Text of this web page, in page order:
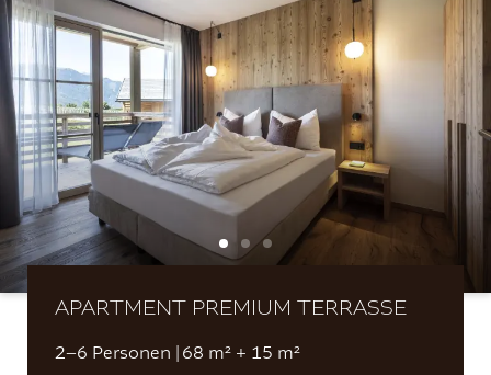
APARTMENT PREMIUM TERRASSE
2–6 Personen | 68 m² + 15 m²